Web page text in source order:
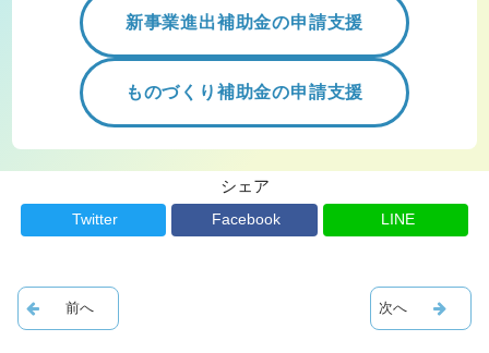
新事業進出補助金の申請支援
ものづくり補助金の申請支援
シェア
Twitter Facebook LINE